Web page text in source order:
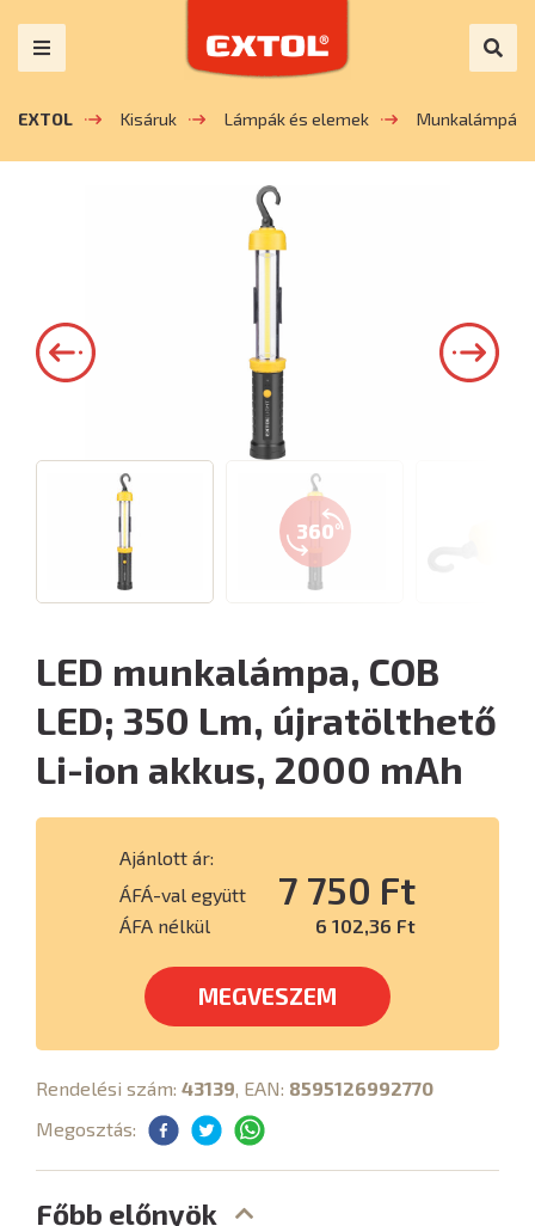
EXTOL Kisáruk Lámpák és elemek Munkalámpák
360°
LED munkalámpa, COB
LED; 350 Lm, újratölthető
Li-ion akkus, 2000 mAh
Ajánlott ár:
ÁFÁ-val együtt
7 750 Ft
ÁFA nélkül 6 102,36 Ft
MEGVESZEM
Rendelési szám: 43139, EAN: 8595126992770
Megosztás:
Főbb előnyök